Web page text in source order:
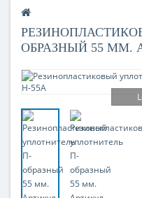
ОБРАЗНЫЙ 55 ММ.